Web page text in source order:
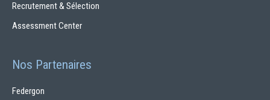
Recrutement & Sélection
Assessment Center
Nos Partenaires
Federgon